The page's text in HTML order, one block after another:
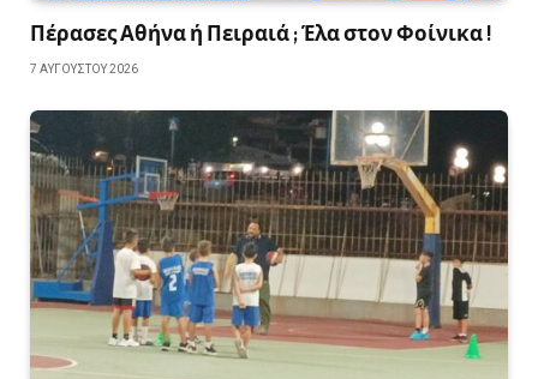
Πέρασες Αθήνα ή Πειραιά ; Έλα στον Φοίνικα !
7 ΑΥΓΟΎΣΤΟΥ 2026